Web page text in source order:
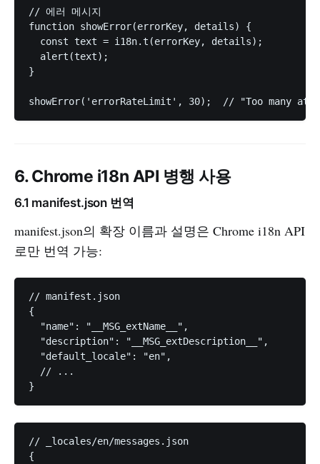
// 에러 메시지
function showError(errorKey, details) {
  const text = i18n.t(errorKey, details);
  alert(text);
}
6. Chrome i18n API 병행 사용
6.1 manifest.json 번역
manifest.json의 확장 이름과 설명은 Chrome i18n API
로만 번역 가능:
// manifest.json
{
  "name": "__MSG_extName__",
  "description": "__MSG_extDescription__",
  "default_locale": "en",
  // ...
// _locales/en/messages.json
{